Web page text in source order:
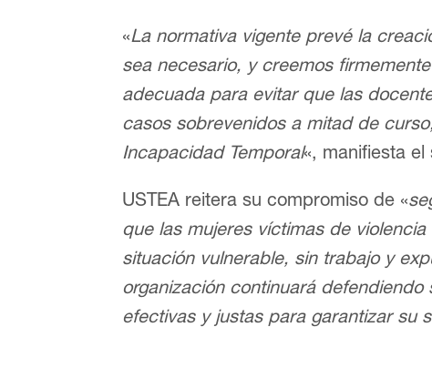
«La normativa vigente prevé la
sea necesario, y creemos
adecuada para evitar que las
casos sobrevenidos a mitad de
Incapacidad Temporal«, manifiesta
USTEA reitera su compromiso de «
que las mujeres víctimas de
situación vulnerable, sin trabajo y
organización continuará
efectivas y justas para garantizar su